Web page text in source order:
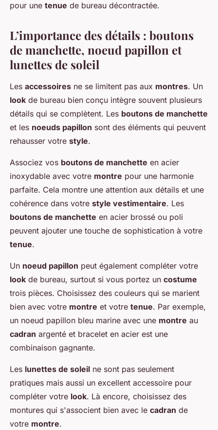
pour une tenue de bureau décontractée.
L’importance des détails : boutons
de manchette, noeud papillon et
lunettes de soleil
Les accessoires ne se limitent pas aux montres. Un
look de bureau bien conçu intègre souvent plusieurs
détails qui se complètent. Les boutons de manchette
et les noeuds papillon sont des éléments qui peuvent
rehausser votre style.
Associez vos boutons de manchette en acier
inoxydable avec votre montre pour une harmonie
parfaite. Cela montre une attention aux détails et une
cohérence dans votre style vestimentaire. Les
boutons de manchette en acier brossé ou poli
peuvent ajouter une touche de sophistication à votre
tenue.
Un noeud papillon peut également compléter votre
look de bureau, surtout si vous portez un costume
trois pièces. Choisissez des couleurs qui se marient
bien avec votre montre et votre tenue. Par exemple,
un noeud papillon bleu marine avec une montre au
cadran argenté et bracelet en acier est une
combinaison gagnante.
Les lunettes de soleil ne sont pas seulement
pratiques mais aussi un excellent accessoire pour
compléter votre look. Là encore, choisissez des
montures qui s'associent bien avec le cadran de
votre montre.